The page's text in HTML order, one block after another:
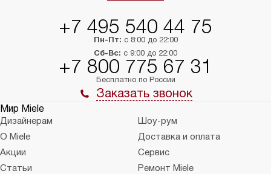
+7 495 540 44 75
Пн-Пт: с 8:00 до 22:00
Сб-Вс: с 9:00 до 22:00
+7 800 775 67 31
Бесплатно по России
Заказать звонок
Мир Miele
Дизайнерам
Шоу-рум
О Miele
Доставка и оплата
Акции
Сервис
Статьи
Ремонт Miele